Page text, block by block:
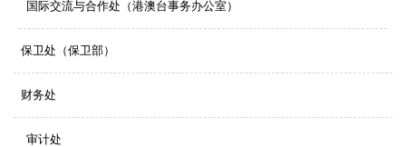
国际交流与合作处（港澳台事务办公室）
保卫处（保卫部）
财务处
审计处